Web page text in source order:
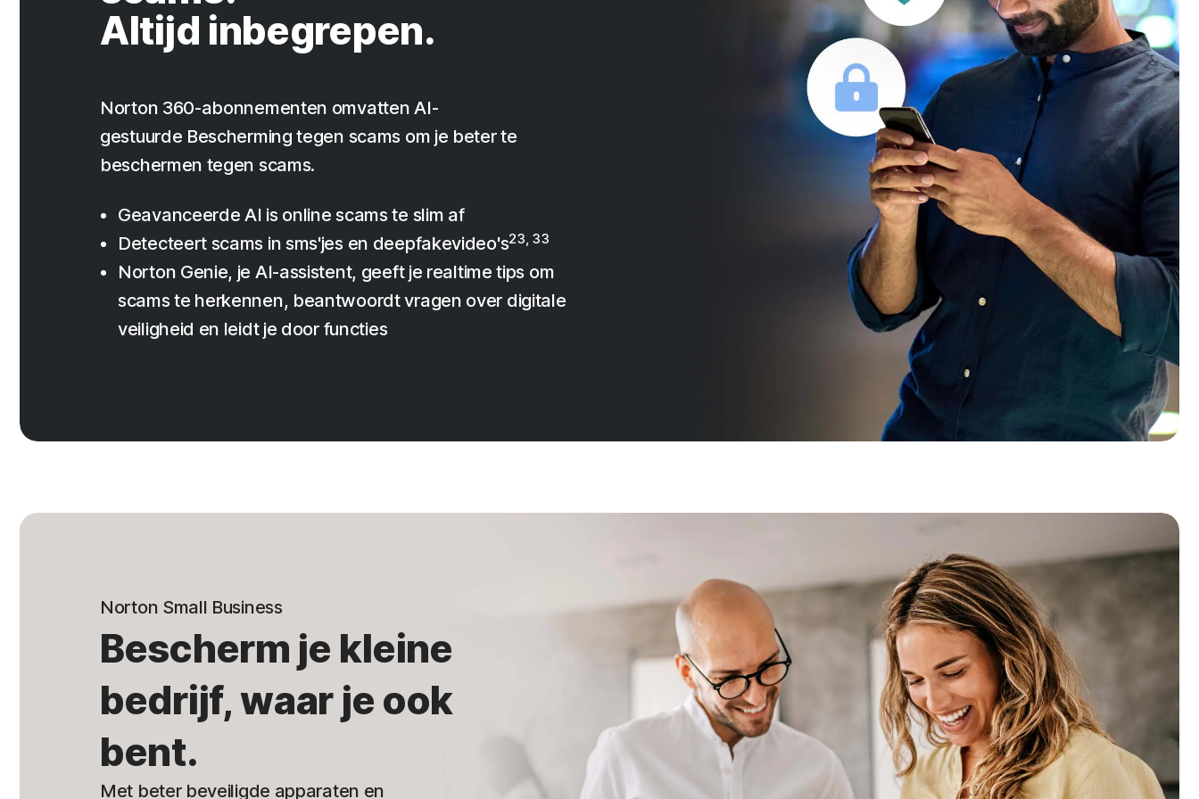
Altijd inbegrepen.
Norton 360-abonnementen omvatten AI-
gestuurde Bescherming tegen scams om je beter te
beschermen tegen scams.
Geavanceerde AI is online scams te slim af
Detecteert scams in sms'jes en deepfakevideo's23, 33
Norton Genie, je AI-assistent, geeft je realtime tips om
scams te herkennen, beantwoordt vragen over digitale
veiligheid en leidt je door functies
Norton Small Business
Bescherm je kleine
bedrijf, waar je ook
bent.
Met beter beveiligde apparaten en